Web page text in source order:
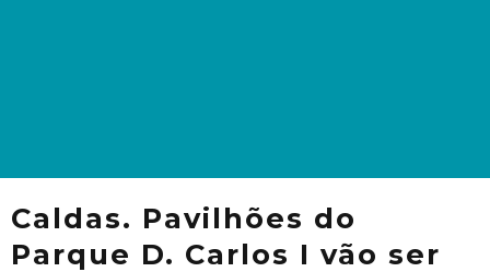
​Caldas. Pavilhões do
Parque D. Carlos I vão ser